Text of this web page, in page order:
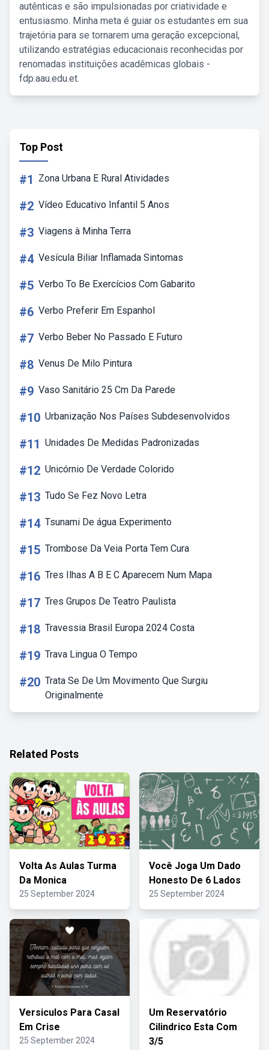
autênticas e são impulsionadas por criatividade e
entusiasmo. Minha meta é guiar os estudantes em sua
trajetória para se tornarem uma geração excepcional,
utilizando estratégias educacionais reconhecidas por
renomadas instituições acadêmicas globais -
fdp.aau.edu.et.
Top Post
#1 Zona Urbana E Rural Atividades
#2 Vídeo Educativo Infantil 5 Anos
#3 Viagens à Minha Terra
#4 Vesícula Biliar Inflamada Sintomas
#5 Verbo To Be Exercícios Com Gabarito
#6 Verbo Preferir Em Espanhol
#7 Verbo Beber No Passado E Futuro
#8 Venus De Milo Pintura
#9 Vaso Sanitário 25 Cm Da Parede
#10 Urbanização Nos Países Subdesenvolvidos
#11 Unidades De Medidas Padronizadas
#12 Unicórnio De Verdade Colorido
#13 Tudo Se Fez Novo Letra
#14 Tsunami De água Experimento
#15 Trombose Da Veia Porta Tem Cura
#16 Tres Ilhas A B E C Aparecem Num Mapa
#17 Tres Grupos De Teatro Paulista
#18 Travessia Brasil Europa 2024 Costa
#19 Trava Lingua O Tempo
#20 Trata Se De Um Movimento Que Surgiu
Originalmente
Related Posts
Volta As Aulas Turma
Da Monica
25 September 2024
Você Joga Um Dado
Honesto De 6 Lados
25 September 2024
Versiculos Para Casal
Em Crise
25 September 2024
Um Reservatório
Cilindrico Esta Com
3/5